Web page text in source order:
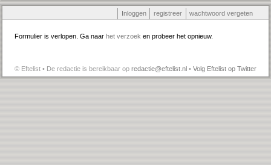
Inloggen registreer wachtwoord vergeten
Formulier is verlopen. Ga naar het verzoek en probeer het opnieuw.
© Eftelist • De redactie is bereikbaar op redactie@eftelist.nl • Volg Eftelist op Twitter